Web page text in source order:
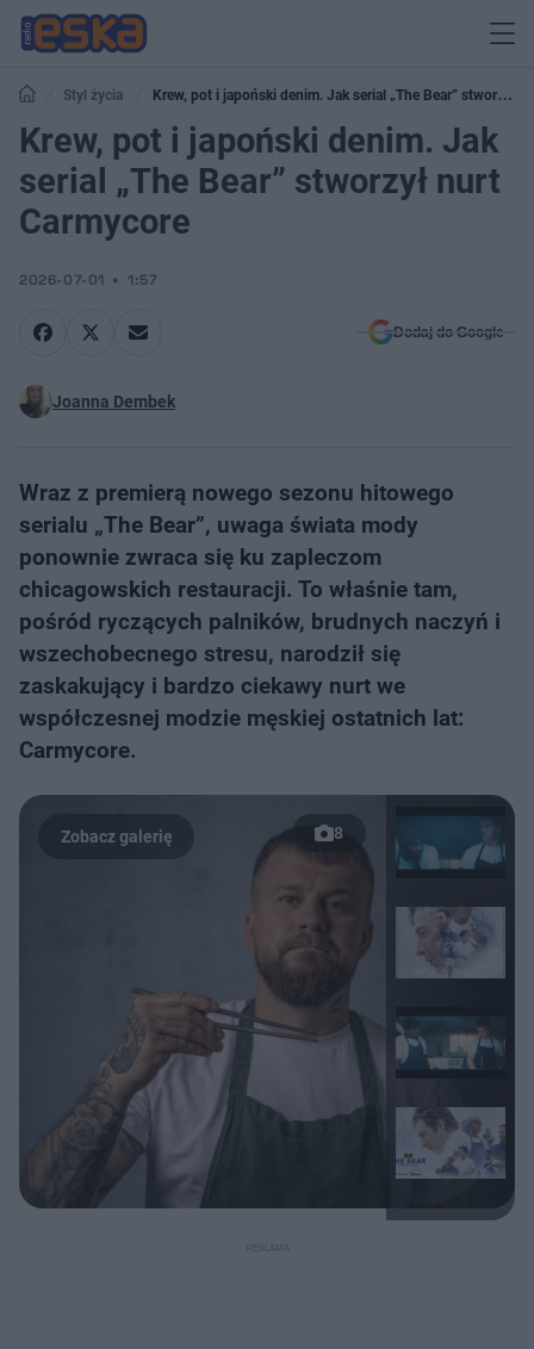
Styl życia
Krew, pot i japoński denim. Jak serial „The Bear” stworzył
nurt Carmycore
Krew, pot i japoński denim. Jak
serial „The Bear” stworzył nurt
Carmycore
2026-07-01 1:57
Dodaj do Google
Joanna Dembek
Wraz z premierą nowego sezonu hitowego
serialu „The Bear”, uwaga świata mody
ponownie zwraca się ku zapleczom
chicagowskich restauracji. To właśnie tam,
pośród ryczących palników, brudnych naczyń i
wszechobecnego stresu, narodził się
zaskakujący i bardzo ciekawy nurt we
współczesnej modzie męskiej ostatnich lat:
Carmycore.
8